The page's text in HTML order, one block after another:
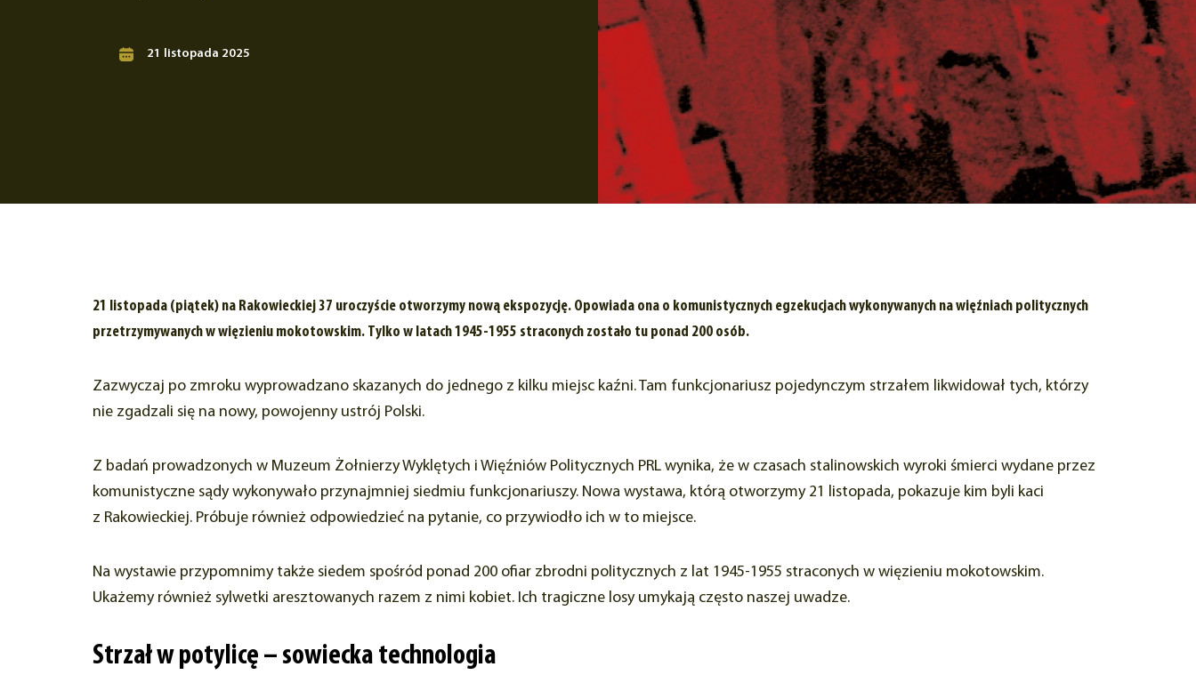
21 listopada 2025
21 listopada (piątek) na Rakowieckiej 37 uroczyście otworzymy nową ekspozycję. Opowiada ona o komunistycznych egzekucjach wykonywanych na więźniach politycznych
przetrzymywanych w więzieniu mokotowskim. Tylko w latach 1945-1955 straconych zostało tu ponad 200 osób.
Zazwyczaj po zmroku wyprowadzano skazanych do jednego z kilku miejsc kaźni. Tam funkcjonariusz pojedynczym strzałem likwidował tych, którzy
nie zgadzali się na nowy, powojenny ustrój Polski.
Z badań prowadzonych w Muzeum Żołnierzy Wyklętych i Więźniów Politycznych PRL wynika, że w czasach stalinowskich wyroki śmierci wydane przez
komunistyczne sądy wykonywało przynajmniej siedmiu funkcjonariuszy. Nowa wystawa, którą otworzymy 21 listopada, pokazuje kim byli kaci
z Rakowieckiej. Próbuje również odpowiedzieć na pytanie, co przywiodło ich w to miejsce.
Na wystawie przypomnimy także siedem spośród ponad 200 ofiar zbrodni politycznych z lat 1945-1955 straconych w więzieniu mokotowskim.
Ukażemy również sylwetki aresztowanych razem z nimi kobiet. Ich tragiczne losy umykają często naszej uwadze.
Strzał w potylicę – sowiecka technologia